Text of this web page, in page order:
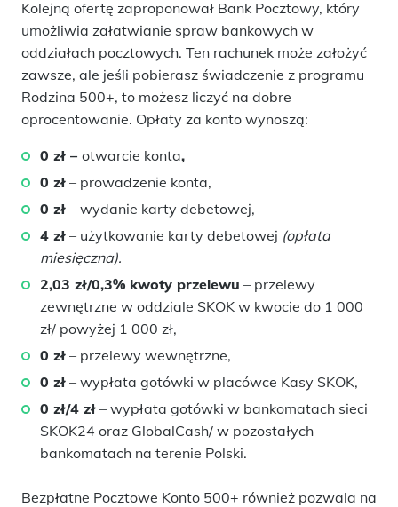
Kolejną ofertę zaproponował Bank Pocztowy, który
umożliwia załatwianie spraw bankowych w
oddziałach pocztowych. Ten rachunek może założyć
zawsze, ale jeśli pobierasz świadczenie z programu
Rodzina 500+, to możesz liczyć na dobre
oprocentowanie. Opłaty za konto wynoszą:
0 zł – otwarcie konta,
0 zł – prowadzenie konta,
0 zł – wydanie karty debetowej,
4 zł – użytkowanie karty debetowej (opłata
miesięczna).
2,03 zł/0,3% kwoty przelewu – przelewy
zewnętrzne w oddziale SKOK w kwocie do 1 000
zł/ powyżej 1 000 zł,
0 zł – przelewy wewnętrzne,
0 zł – wypłata gotówki w placówce Kasy SKOK,
0 zł/4 zł – wypłata gotówki w bankomatach sieci
SKOK24 oraz GlobalCash/ w pozostałych
bankomatach na terenie Polski.
Bezpłatne Pocztowe Konto 500+ również pozwala na